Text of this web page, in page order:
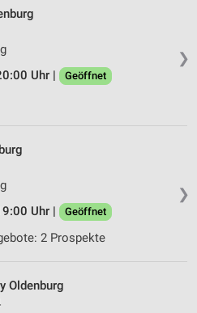
❯
Uhr |
Geöffnet
❯
Uhr |
Geöffnet
2 Prospekte
Oldenburg